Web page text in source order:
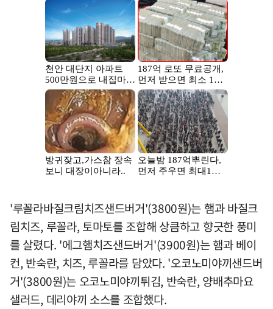
'루꼴라바질크림치즈샌드버거'(3800원)는 햄과 바질크
림치즈, 루꼴라, 토마토를 조합해 상큼하고 향긋한 풍미
를 살렸다. '에그햄치즈샌드버거'(3900원)는 햄과 베이
컨, 반숙란, 치즈, 루꼴라를 담았다. '오코노미야끼샌드버
거'(3800원)는 오코노미야끼튀김, 반숙란, 양배추마요
샐러드, 데리야끼 소스를 조합했다.